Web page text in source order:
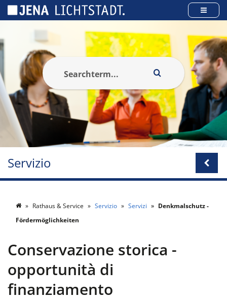
Servizio
Rathaus & Service Servizio Servizi
Denkmalschutz -
Fördermöglichkeiten
Conservazione storica -
opportunità di
finanziamento
Pannello di gestione dei cookies